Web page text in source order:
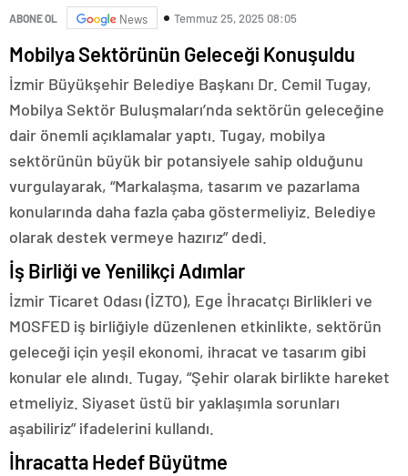
ABONE OL News Temmuz 25, 2025 08:05
Mobilya Sektörünün Geleceği Konuşuldu
İzmir Büyükşehir Belediye Başkanı Dr. Cemil Tugay,
Mobilya Sektör Buluşmaları’nda sektörün geleceğine
dair önemli açıklamalar yaptı. Tugay, mobilya
sektörünün büyük bir potansiyele sahip olduğunu
vurgulayarak, “Markalaşma, tasarım ve pazarlama
konularında daha fazla çaba göstermeliyiz. Belediye
olarak destek vermeye hazırız” dedi.
İş Birliği ve Yenilikçi Adımlar
İzmir Ticaret Odası (İZTO), Ege İhracatçı Birlikleri ve
MOSFED iş birliğiyle düzenlenen etkinlikte, sektörün
geleceği için yeşil ekonomi, ihracat ve tasarım gibi
konular ele alındı. Tugay, “Şehir olarak birlikte hareket
etmeliyiz. Siyaset üstü bir yaklaşımla sorunları
aşabiliriz” ifadelerini kullandı.
İhracatta Hedef Büyütme